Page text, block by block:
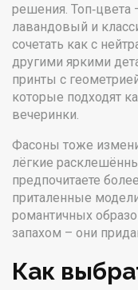
решения.
лавандовый и
сочетать как с
другими яркими
принты с
которые подходят
вечеринки.
Фасоны тоже
лёгкие
предпочитаете
приталенные
романтичных
запахом – они
Как